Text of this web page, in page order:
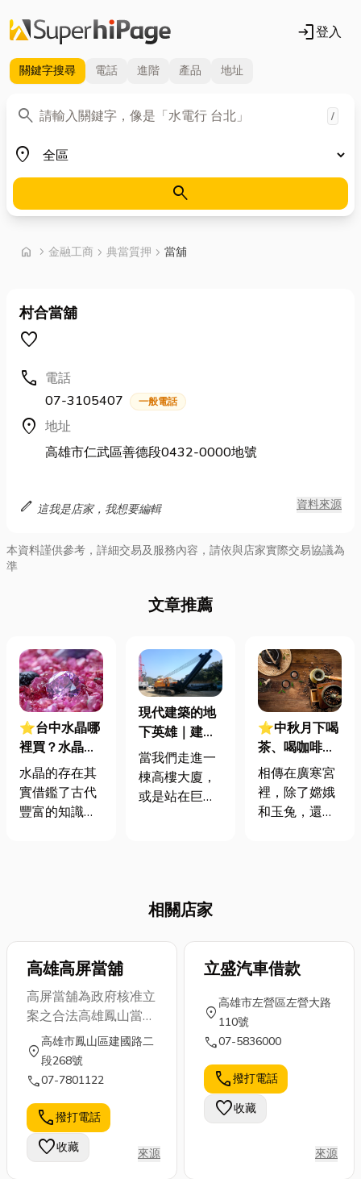
login登入
關鍵字搜尋 電話 進階 產品 地址
search
關鍵字 /
place
地區
search
home chevron_right 首頁
金融工商 chevron_right 典當質押 chevron_right 當舖
村合當舖
favorite
call 電話
07-3105407
一般電話
location_on 地址
高雄市仁武區善德段0432-0000地號
edit 這我是店家，我想要編輯 資料來源
本資料謹供參考，詳細交易及服務內容，請依與店家實際交易協議為
準
文章推薦
⭐台中水晶哪
裡買？水晶功
效大揭秘，讓
你成為水晶達
人！
水晶的存在其
實借鑑了古代
豐富的知識與
晶招財?什麼水
晶不能一起戴?
今天小編就來
介紹水晶種
類，以及使用
水晶禁忌，文
末還會分享台
中水晶可以在
哪裡買，想了
解更多的朋友
就別錯過...
現代建築的地
下英雄｜建築
基樁工程的全
方位解析與重
要性
當我們走進一
棟高樓大廈，
或是站在巨型
想到，這些龐
穩立於大地之
上，其實靠的
是看不見的
「地下英雄」
即使第一次聽
到「基樁」這
個詞會滿臉問
號也沒關係！
這篇文章，將
一步...
⭐中秋月下喝
茶、喝咖啡，
團聚家人聊是
非｜中秋賞月
點心指南 <三>
相傳在廣寒宮
裡，除了嫦娥
和玉兔，還有
人心境寧靜的
月光茶。每年
在月光下親自
特製的月光茶
與嫦娥分享，
並陪伴她聊天
度過寂寞的中
秋夜。而凡間
相關店家
高雄高屏當舖
高屏當舖為政府核准立
案之合法高雄鳳山當
鋪，主要服務項目有
「汽車借款」、「機車
借款」、「萬物質
小企業融資」等金融與
諮詢服務。 解決各行
各業在資金週轉上的煩
location_on
高雄市鳳山區建國路二
段268號
call07-7801122
call撥打電話
favorite收藏 來源
立盛汽車借款
location_on
高雄市左營區左營大路
110號
call07-5836000
call撥打電話
favorite收藏
來源